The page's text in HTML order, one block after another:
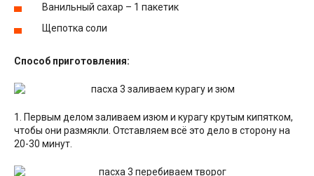
Ванильный сахар – 1 пакетик
Щепотка соли
Способ приготовления:
1. Первым делом заливаем изюм и курагу крутым кипятком,
чтобы они размякли. Отставляем всё это дело в сторону на
20-30 минут.